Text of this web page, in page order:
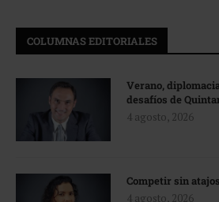
COLUMNAS EDITORIALES
Verano,
desafíos de
4 agosto, 2026
Competir sin atajos
4 agosto, 2026